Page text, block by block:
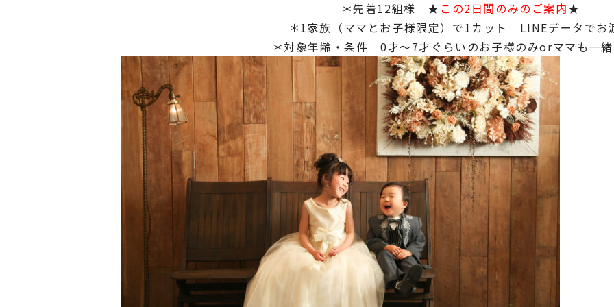
＊先着12組様 ★ この2日間のみのご案内★
＊1家族（ママとお子様限定）で1カット LINEデータでお
＊対象年齢・条件 0才～7才ぐらいのお子様のみorママも一